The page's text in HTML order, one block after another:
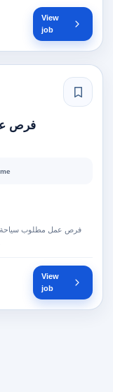
View
job
فرص
فرص عمل مطلوب
View
job